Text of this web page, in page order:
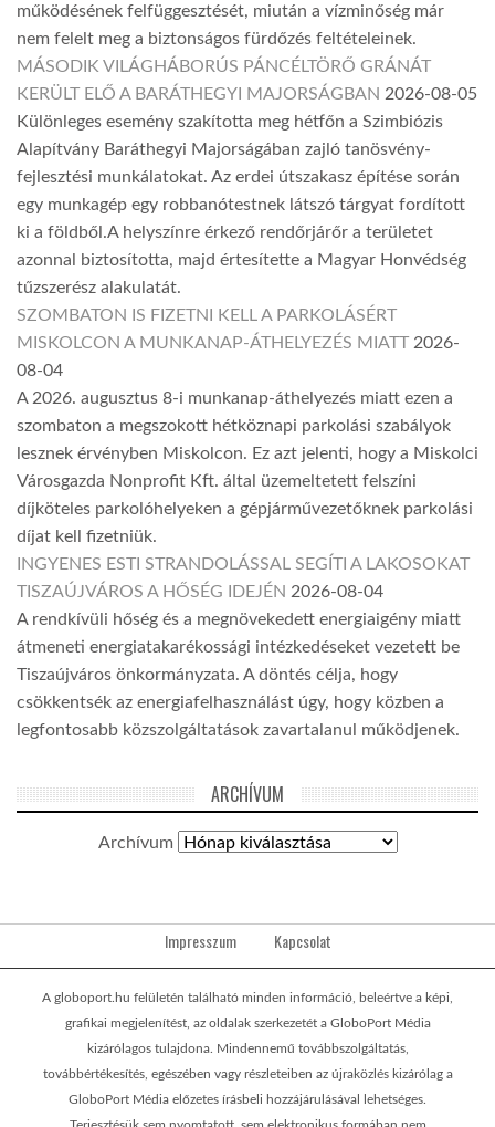
működésének felfüggesztését, miután a vízminőség már
nem felelt meg a biztonságos fürdőzés feltételeinek.
MÁSODIK VILÁGHÁBORÚS PÁNCÉLTÖRŐ GRÁNÁT
KERÜLT ELŐ A BARÁTHEGYI MAJORSÁGBAN 2026-08-05
Különleges esemény szakította meg hétfőn a Szimbiózis
Alapítvány Baráthegyi Majorságában zajló tanösvény-
fejlesztési munkálatokat. Az erdei útszakasz építése során
egy munkagép egy robbanótestnek látszó tárgyat fordított
ki a földből.A helyszínre érkező rendőrjárőr a területet
azonnal biztosította, majd értesítette a Magyar Honvédség
tűzszerész alakulatát.
SZOMBATON IS FIZETNI KELL A PARKOLÁSÉRT
MISKOLCON A MUNKANAP-ÁTHELYEZÉS MIATT 2026-
08-04
A 2026. augusztus 8-i munkanap-áthelyezés miatt ezen a
szombaton a megszokott hétköznapi parkolási szabályok
lesznek érvényben Miskolcon. Ez azt jelenti, hogy a Miskolci
Városgazda Nonprofit Kft. által üzemeltetett felszíni
díjköteles parkolóhelyeken a gépjárművezetőknek parkolási
díjat kell fizetniük.
INGYENES ESTI STRANDOLÁSSAL SEGÍTI A LAKOSOKAT
TISZAÚJVÁROS A HŐSÉG IDEJÉN 2026-08-04
A rendkívüli hőség és a megnövekedett energiaigény miatt
átmeneti energiatakarékossági intézkedéseket vezetett be
Tiszaújváros önkormányzata. A döntés célja, hogy
csökkentsék az energiafelhasználást úgy, hogy közben a
legfontosabb közszolgáltatások zavartalanul működjenek.
ARCHÍVUM
Archívum
Impresszum Kapcsolat
A globoport.hu felületén található minden információ, beleértve a képi,
grafikai megjelenítést, az oldalak szerkezetét a GloboPort Média
kizárólagos tulajdona. Mindennemű továbbszolgáltatás,
továbbértékesítés, egészében vagy részleteiben az újraközlés kizárólag a
GloboPort Média előzetes írásbeli hozzájárulásával lehetséges.